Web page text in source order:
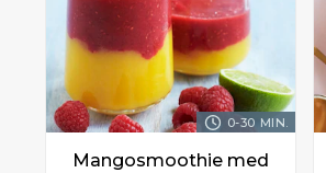
0-30 MIN.
Mangosmoothie med